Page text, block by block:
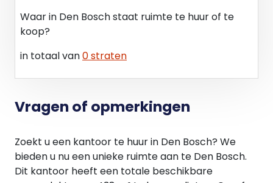
verdieping;
• Sanitaire voorzieningen.
HUURGEGEVENS
Kantoorruimte € 115,00 per m² per jaar, te
Parkeerplaatsen € 250,00 per parkeerplaats per
HUURTERMIJN
Vijf (5) jaar en telkens verlengingsperioden van vijf
Waar in Den Bosch staat ruimte te huur of te
koop?
in totaal van0 straten
Vragen of opmerkingen
Zoekt u een kantoor te huur in Den Bosch? We
bieden u nu een unieke ruimte aan te Den Bosch.
Dit kantoor heeft een totale beschikbare